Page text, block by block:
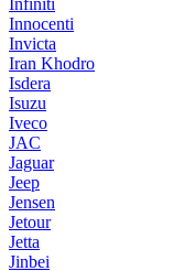
Innocenti
Invicta
Iran Khodro
Isdera
Isuzu
Iveco
JAC
Jaguar
Jeep
Jensen
Jetour
Jetta
Jinbei